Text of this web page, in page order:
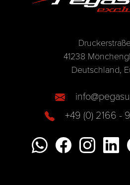
41238
Deutschland,
+49 (0) 2166 -